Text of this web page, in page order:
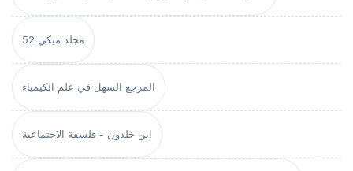
مجلد ميكي 52
المرجع السهل في علم الكيمياء
ابن خلدون - فلسفة الاجتماعية